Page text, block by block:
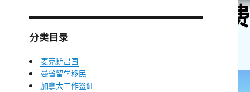
分类目录
麦克斯出国
曼省留学移民
加拿大工作签证